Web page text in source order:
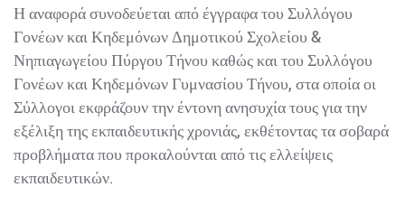
Η αναφορά συνοδεύεται από έγγραφα του Συλλόγου
Γονέων και Κηδεμόνων Δημοτικού Σχολείου &
Νηπιαγωγείου Πύργου Τήνου καθώς και του Συλλόγου
Γονέων και Κηδεμόνων Γυμνασίου Τήνου, στα οποία οι
Σύλλογοι εκφράζουν την έντονη ανησυχία τους για την
εξέλιξη της εκπαιδευτικής χρονιάς, εκθέτοντας τα σοβαρά
προβλήματα που προκαλούνται από τις ελλείψεις
εκπαιδευτικών.